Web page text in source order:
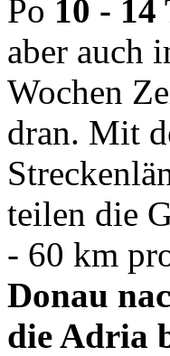
Po 10 - 14
aber auch
Wochen
dran. Mit
teilen die
- 60 km
Donau
die Adria